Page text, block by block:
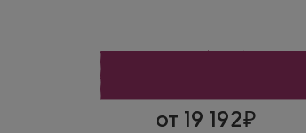
от 19 192
20 лет
Вера Богданова
сигару. Мощный,
насыщенный, очень густой